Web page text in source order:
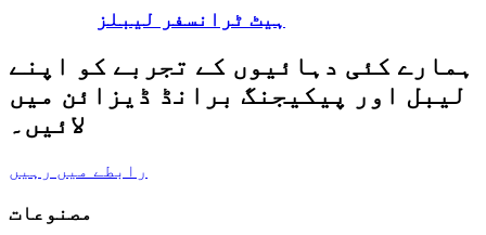
ہیٹ ٹرانسفر لیبلز
ہمارے کئی دہائیوں کے تجربے کو اپنے
لیبل اور پیکیجنگ برانڈ ڈیزائن میں
لائیں۔
رابطے میں رہیں
مصنوعات